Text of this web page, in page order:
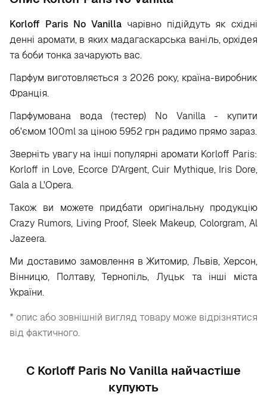
Korloff Paris No Vanilla чарівно підійдуть як східні
денні аромати, в яких мадагаскарська ваніль, орхідея
та боби тонка зачарують вас.
Парфум виготовляється з 2026 року, країна-виробник
Франція.
Парфумована вода (тестер) No Vanilla - купити
об'ємом 100ml за ціною 5952 грн радимо прямо зараз.
Зверніть увагу на інші популярні аромати Korloff Paris:
Korloff in Love, Ecorce D'Argent, Cuir Mythique, Iris Dore,
Gala a L'Opera.
Також ви можете придбати оригінальну продукцію
Crazy Rumors, Living Proof, Sleek Makeup, Colorgram, Al
Jazeera.
Ми доставимо замовлення в Житомир, Львів, Херсон,
Вінницю, Полтаву, Тернопіль, Луцьк та інші міста
України.
* опис або зовнішній вигляд товару може відрізнятися
від фактичного.
С Korloff Paris No Vanilla найчастіше
купують